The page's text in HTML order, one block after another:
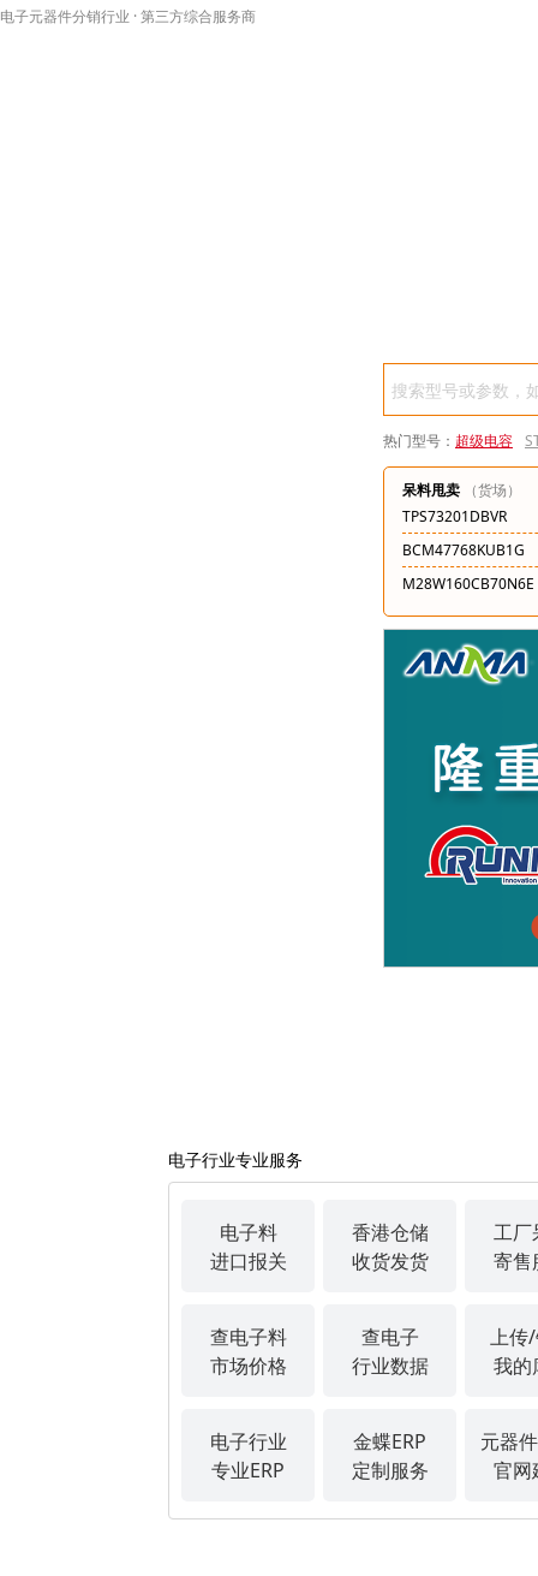
电子元器件分销行业 · 第三方综合服务商
热门型号： 超级电容
呆料甩卖
（货场）
TPS73201DBVR
BCM47768KUB1G
M28W160CB70N6E
SAK-TC1797-
ECS-320-8-37-CKM-
XC6SLX16-
MP9989GS-Z
电子行业专业服务
电子料
进口报关
香港仓储
收货发货
工厂
寄售
查电子料
市场价格
查电子
行业数据
上传
我的
电子行业
专业ERP
金蝶ERP
定制服务
元器
官网